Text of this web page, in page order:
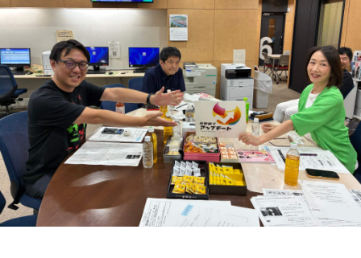
----------------------------------------------------
＜番組概要＞
番組名：SCHOOL OF LOCK!
パーソナリティ：アンジー校長（アンジェリーナ1/3・
Gacharic Spin）、たんぼ教頭（溝上たんぼ）
放送日時：月曜～木曜 22:00～23:55／金曜 22:00～22:55
番組Webサイト：https://www.tfm.co.jp/lock/
番組公式X：@sol_info
長野「藏内さんだけ県議、ということですね」
常井「なぜ1人の地方議員が永田町の大物にも匹敵する大きな
力を持ったのか。きょうは福岡を入口に、全国に共通するド
ンの条件を探ります。私、10年ほど前に全国各地の地方選挙
を取材していたとき、どこへ行ってもドンと呼ばれる地元の
権力者がいたんですね。どういう人かというと、だいたい経
済力があって抜群に選挙が強くて。地元の首長や国会議員よ
りも発言力がある人です」
長野「はい」